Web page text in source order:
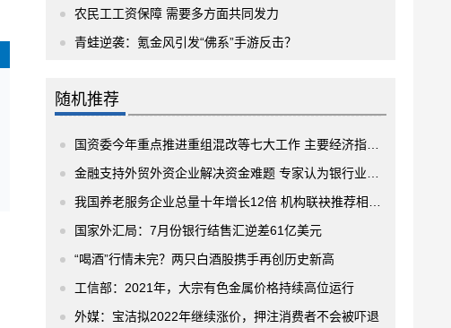
农民工工资保障 需要多方面共同发力
青蛙逆袭：氪金风引发“佛系”手游反击？
随机推荐
国资委今年重点推进重组混改等七大工作 主要经济指标出现下滑
金融支持外贸外资企业解决资金难题 专家认为银行业还可从三方面进一步发力
我国养老服务企业总量十年增长12倍 机构联袂推荐相关产业链6只绩优股！
国家外汇局：7月份银行结售汇逆差61亿美元
“喝酒”行情未完？两只白酒股携手再创历史新高
工信部：2021年，大宗有色金属价格持续高位运行
外媒：宝洁拟2022年继续涨价，押注消费者不会被吓退